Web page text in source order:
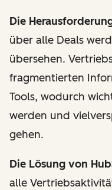
Die
über alle Deals
übersehen.
fragmentierten
Tools, wodurch
werden und
gehen.
Die Lösung von
alle